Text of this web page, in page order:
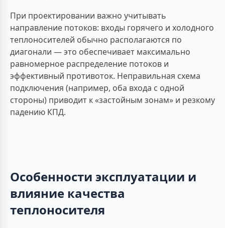
При проектировании важно учитывать
направление потоков: входы горячего и холодного
теплоносителей обычно располагаются по
диагонали — это обеспечивает максимально
равномерное распределение потоков и
эффективный противоток. Неправильная схема
подключения (например, оба входа с одной
стороны) приводит к «застойным зонам» и резкому
падению КПД.
Особенности эксплуатации и
влияние качества
теплоносителя